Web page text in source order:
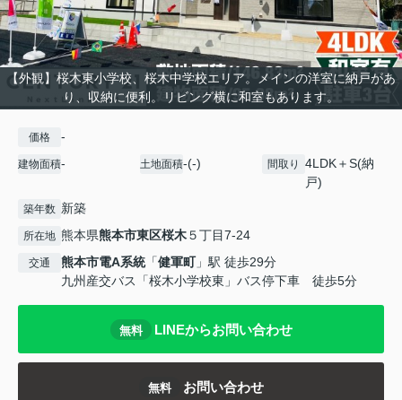
【外観】桜木東小学校、桜木中学校エリア。メインの洋室に納戸があ
り、収納に便利。リビング横に和室もあります。
価格 -
建物面積- 土地面積-(-) 間取り
4LDK＋S(納
戸)
築年数 新築
所在地 熊本県熊本市東区桜木５丁目7-24
交通 熊本市電A系統「健軍町」駅 徒歩29分
九州産交バス「桜木小学校東」バス停下車 徒歩5分
無料 LINEからお問い合わせ
無料 お問い合わせ